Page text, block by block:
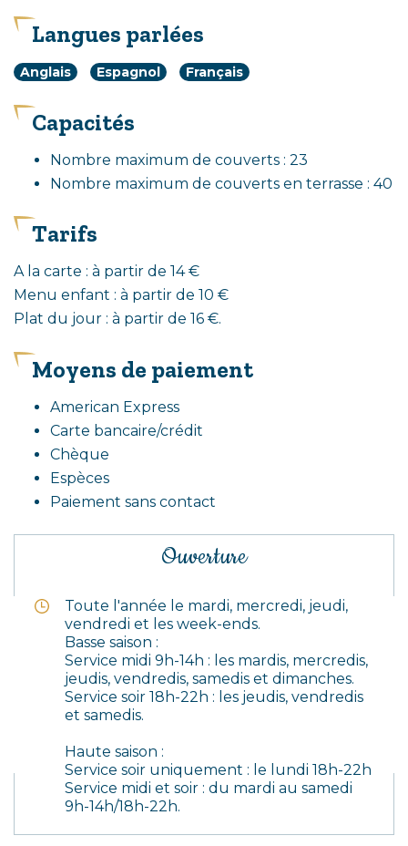
Langues parlées
Anglais Espagnol Français
Capacités
Nombre maximum de couverts : 23
Nombre maximum de couverts en terrasse : 40
Tarifs
A la carte : à partir de 14 €
Menu enfant : à partir de 10 €
Plat du jour : à partir de 16 €.
Moyens de paiement
American Express
Carte bancaire/crédit
Chèque
Espèces
Paiement sans contact
Ouverture
Toute l'année le mardi, mercredi, jeudi,
vendredi et les week-ends.
Basse saison :
Service midi 9h-14h : les mardis, mercredis,
jeudis, vendredis, samedis et dimanches.
Service soir 18h-22h : les jeudis, vendredis
et samedis.
Haute saison :
Service soir uniquement : le lundi 18h-22h
Service midi et soir : du mardi au samedi
9h-14h/18h-22h.